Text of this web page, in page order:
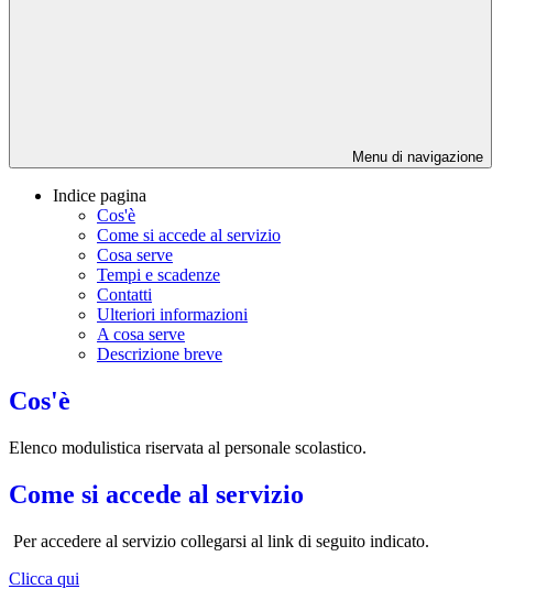
Menu di navigazione
Indice pagina
Cos'è
Come si accede al servizio
Cosa serve
Tempi e scadenze
Contatti
Ulteriori informazioni
A cosa serve
Descrizione breve
Cos'è
Elenco modulistica riservata al personale scolastico.
Come si accede al servizio
Per accedere al servizio collegarsi al link di seguito indicato.
Clicca qui